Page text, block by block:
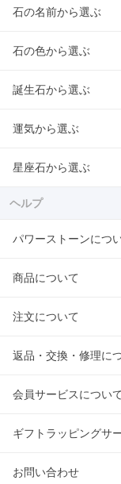
石の名前から選ぶ
石の色から選ぶ
誕生石から選ぶ
運気から選ぶ
星座石から選ぶ
ヘルプ
パワーストーンにつ
商品について
注文について
返品・交換・修理に
会員サービスについて
ギフトラッピングサ
お問い合わせ